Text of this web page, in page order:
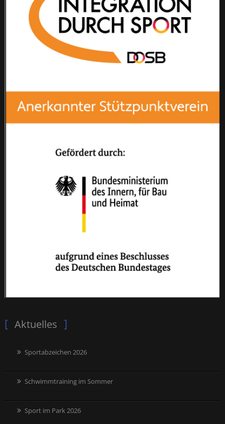
Aktuelles
Sportabzeichen 2026
Schwimmtraining im Sommer
Sport im Park 2026